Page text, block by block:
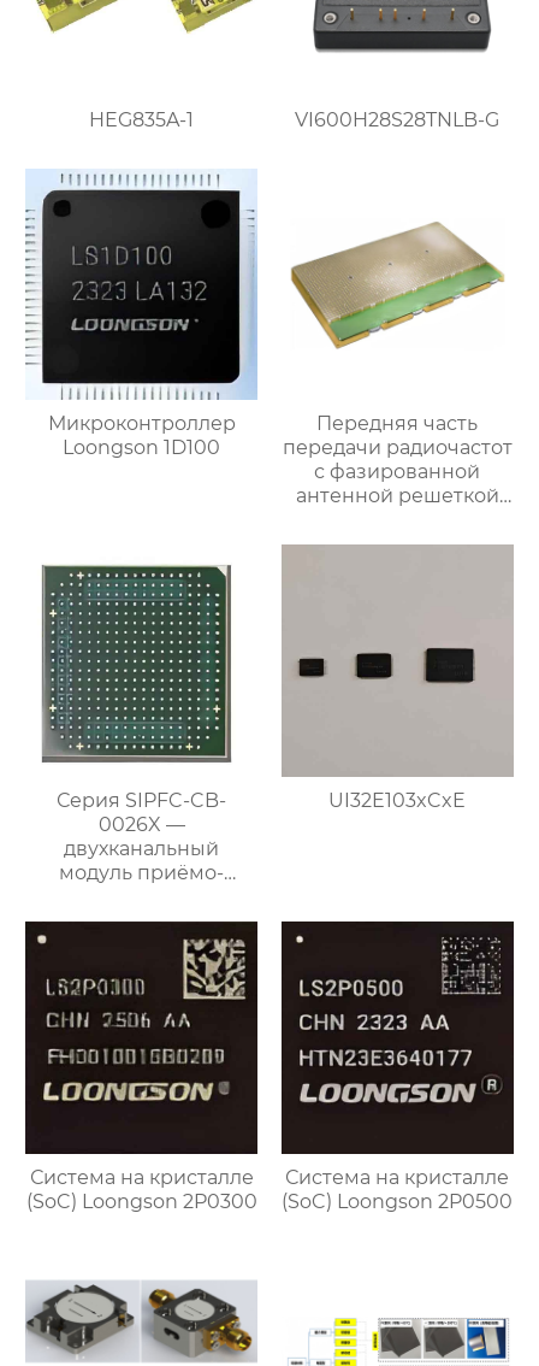
HEG835A-1 VI600H28S28TNLB-G
Микроконтроллер
Loongson 1D100
Передняя часть
передачи радиочастот
с фазированной
антенной решеткой
Серия SIPFC-CB-
0026X —
двухканальный
модуль приёмо-
преобразования
UI32E103xCxE
Система на кристалле
(SoC) Loongson 2P0300
Система на кристалле
(SoC) Loongson 2P0500